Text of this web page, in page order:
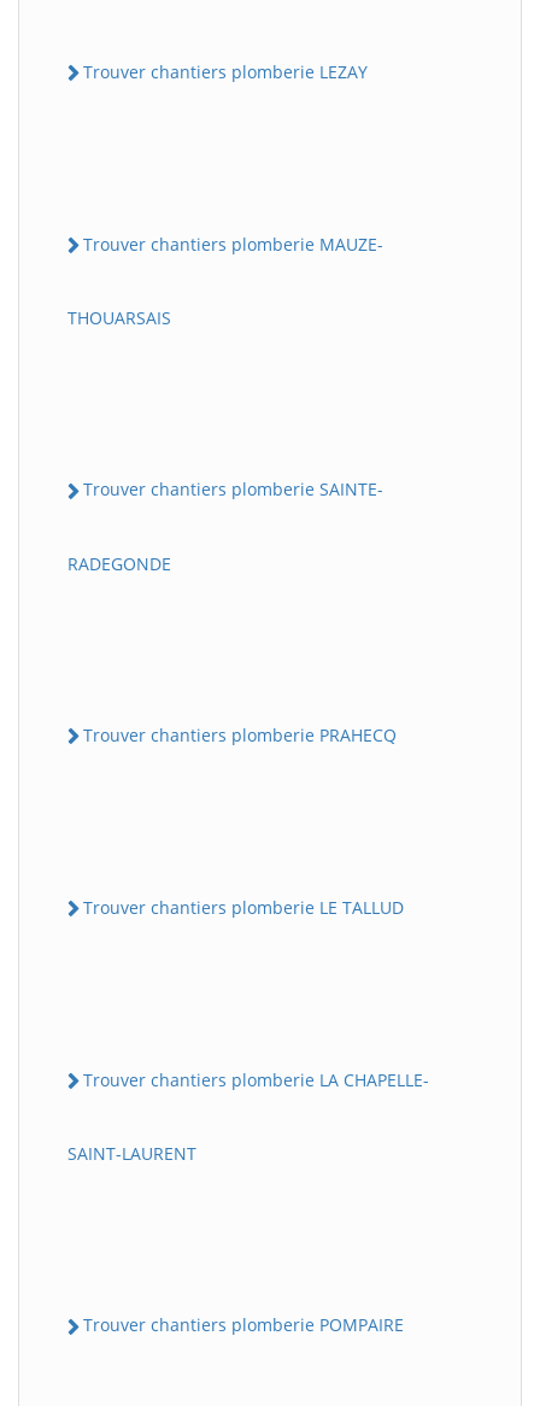
Trouver chantiers plomberie LEZAY
Trouver chantiers plomberie MAUZE-
THOUARSAIS
Trouver chantiers plomberie SAINTE-
RADEGONDE
Trouver chantiers plomberie PRAHECQ
Trouver chantiers plomberie LE TALLUD
Trouver chantiers plomberie LA CHAPELLE-
SAINT-LAURENT
Trouver chantiers plomberie POMPAIRE